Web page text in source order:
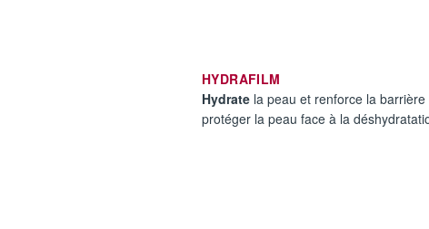
HYDRAFILM
Hydrate la peau et renforce la
protéger la peau face à la